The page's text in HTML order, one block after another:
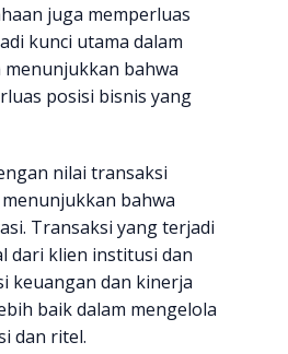
juga memperluas
kunci utama dalam
bahwa
posisi bisnis yang
nilai transaksi
bahwa
Transaksi yang terjadi
dari klien institusi dan
keuangan dan kinerja
baik dalam mengelola
dan ritel.